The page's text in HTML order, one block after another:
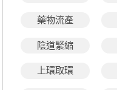
藥物流產
陰道緊縮
上環取環